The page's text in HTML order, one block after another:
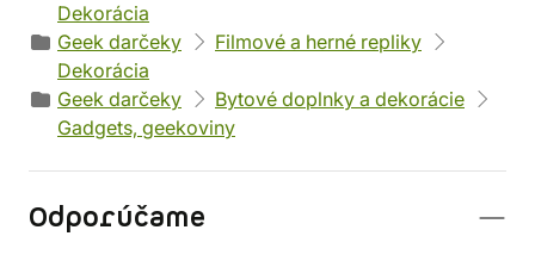
Dekorácia
Geek darčeky
Filmové a herné repliky
Dekorácia
Geek darčeky
Bytové doplnky a dekorácie
Gadgets, geekoviny
Odporúčame